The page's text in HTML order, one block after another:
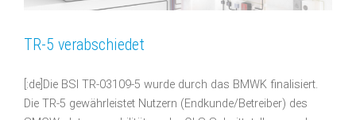
TR-5 verabschiedet
[:de]Die BSI TR-03109-5 wurde durch das BMWK finalisiert.
Die TR-5 gewährleistet Nutzern (Endkunde/Betreiber) des